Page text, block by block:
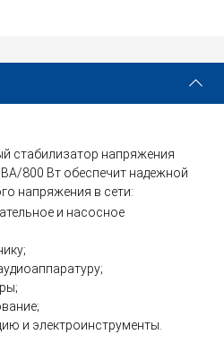
Купить
стабилизатор напряжения
800 Вт обеспечит надежной
напряжения в сети:
и насосное
и электроинструменты.